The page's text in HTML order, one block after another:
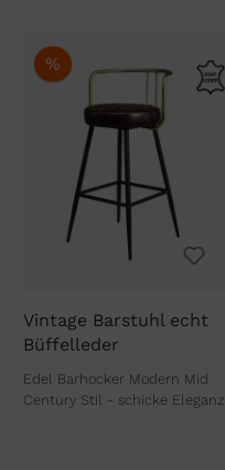
%
Vintage Barstuhl echt
Büffelleder
Edel Barhocker Modern Mid
Century Stil - schicke Eleganz